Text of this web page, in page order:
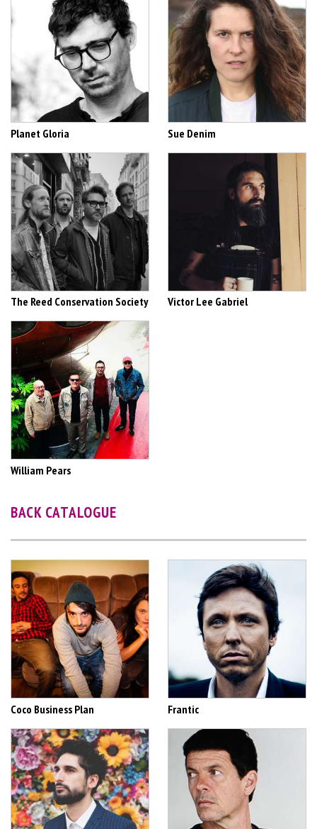
Planet Gloria Sue Denim
The Reed Conservation Society Victor Lee Gabriel
William Pears
BACK CATALOGUE
Coco Business Plan Frantic